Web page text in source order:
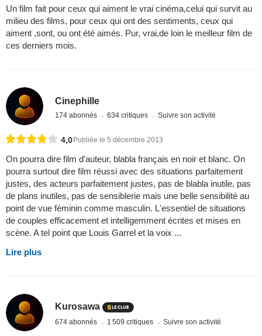
Un film fait pour ceux qui aiment le vrai cinéma,celui qui survit au
milieu des films, pour ceux qui ont des sentiments, ceux qui
aiment ,sont, ou ont été aimés. Pur, vrai,de loin le meilleur film de
ces derniers mois.
Cinephille
174 abonnés 634 critiques Suivre son activité
4,0Publiée le 5 décembre 2013
On pourra dire film d'auteur, blabla français en noir et blanc. On
pourra surtout dire film réussi avec des situations parfaitement
justes, des acteurs parfaitement justes, pas de blabla inutile, pas
de plans inutiles, pas de sensiblerie mais une belle sensibilité au
point de vue féminin comme masculin. L'essentiel de situations
de couples efficacement et intelligemment écrites et mises en
scène. A tel point que Louis Garrel et la voix ...
Lire plus
Kurosawa
674 abonnés 1 509 critiques Suivre son activité